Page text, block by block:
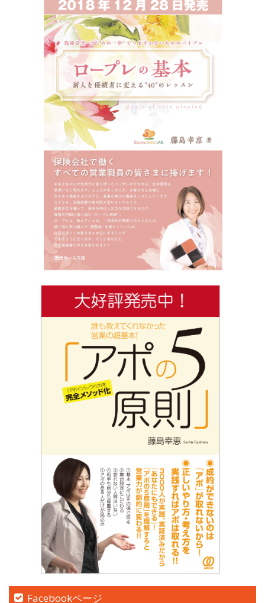
Facebookページ